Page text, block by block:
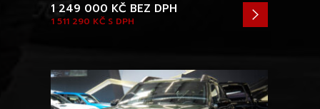
1 511 290 KČ S DPH
1 249 000 KČ BEZ DPH